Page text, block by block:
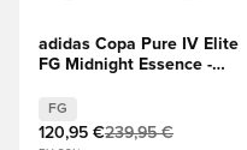
adidas Copa Pure IV Elite
FG Midnight Essence -
Νυχτερινό μεταλλικό
FG
120,95 €239,95 €